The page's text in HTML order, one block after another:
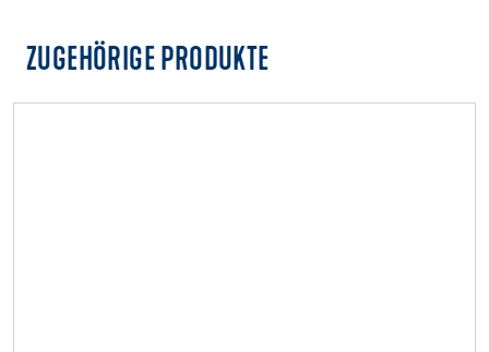
ZUGEHÖRIGE PRODUKTE